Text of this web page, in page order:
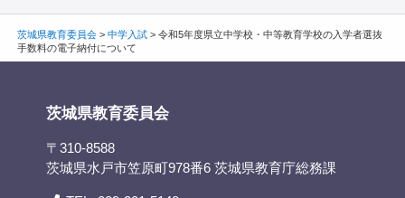
茨城県教育委員会> 中学入試> 令和5年度県立中学校・中等教育学校の入学者選抜
手数料の電子納付について
茨城県教育委員会
〒310-8588
茨城県水戸市笠原町978番6 茨城県教育庁総務課